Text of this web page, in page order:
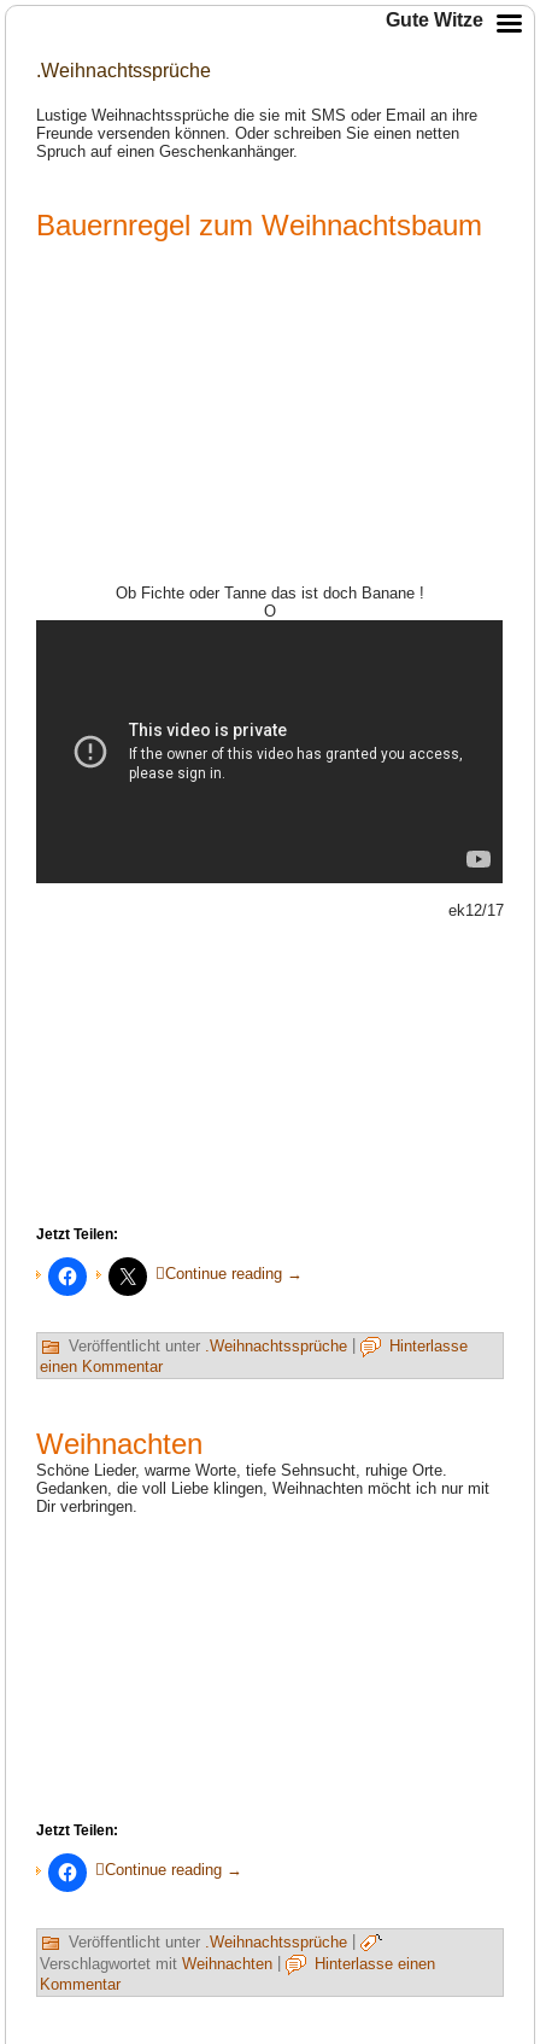
.Weihnachtssprüche
Lustige Weihnachtssprüche die sie mit SMS oder Email an ihre
Freunde versenden können. Oder schreiben Sie einen netten
Spruch auf einen Geschenkanhänger.
Bauernregel zum Weihnachtsbaum
Ob Fichte oder Tanne das ist doch Banane !
O
ek12/17
Jetzt Teilen:
Continue reading →
Veröffentlicht unter .Weihnachtssprüche |
Hinterlasse
einen Kommentar
Weihnachten
Schöne Lieder, warme Worte, tiefe Sehnsucht, ruhige Orte.
Gedanken, die voll Liebe klingen, Weihnachten möcht ich nur mit
Dir verbringen.
Jetzt Teilen:
Continue reading →
Veröffentlicht unter .Weihnachtssprüche |
Verschlagwortet mit Weihnachten |
Hinterlasse einen
Kommentar
Gute Witze